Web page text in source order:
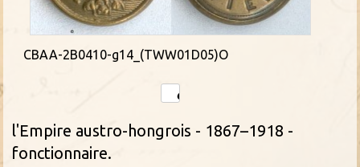
CBAA-2B0410-g14_(TWW01D05)O
l'Empire austro-hongrois - 1867–1918 -
fonctionnaire.